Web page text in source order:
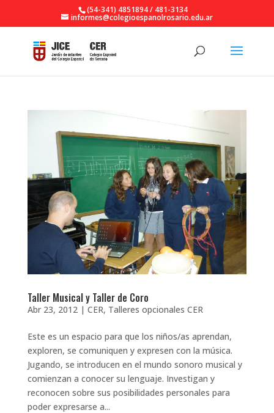
(54-341) 4851894 / 481-3134
informes@colegioespanolrosario.edu.ar
Taller Musical y Taller de Coro
Abr 23, 2012| CER, Talleres opcionales CER
Este es un espacio para que los niños/as aprendan,
exploren, se comuniquen y expresen con la música.
Jugando, se introducen en el mundo sonoro musical y
comienzan a conocer su lenguaje. Investigan y
reconocen sobre sus posibilidades personales para
poder expresarse a...